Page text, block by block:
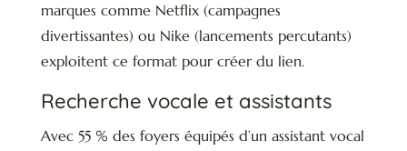
marques comme Netflix (campagnes
divertissantes) ou Nike (lancements percutants)
exploitent ce format pour créer du lien.
Recherche vocale et assistants
Avec 55 % des foyers équipés d’un assistant vocal